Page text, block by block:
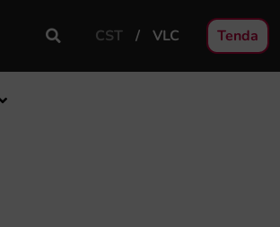
CST VLC Tenda